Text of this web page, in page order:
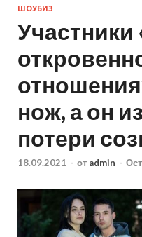
ШОУБИЗ
Участники
нож, а он
потери
18.09.2021 - от admin -